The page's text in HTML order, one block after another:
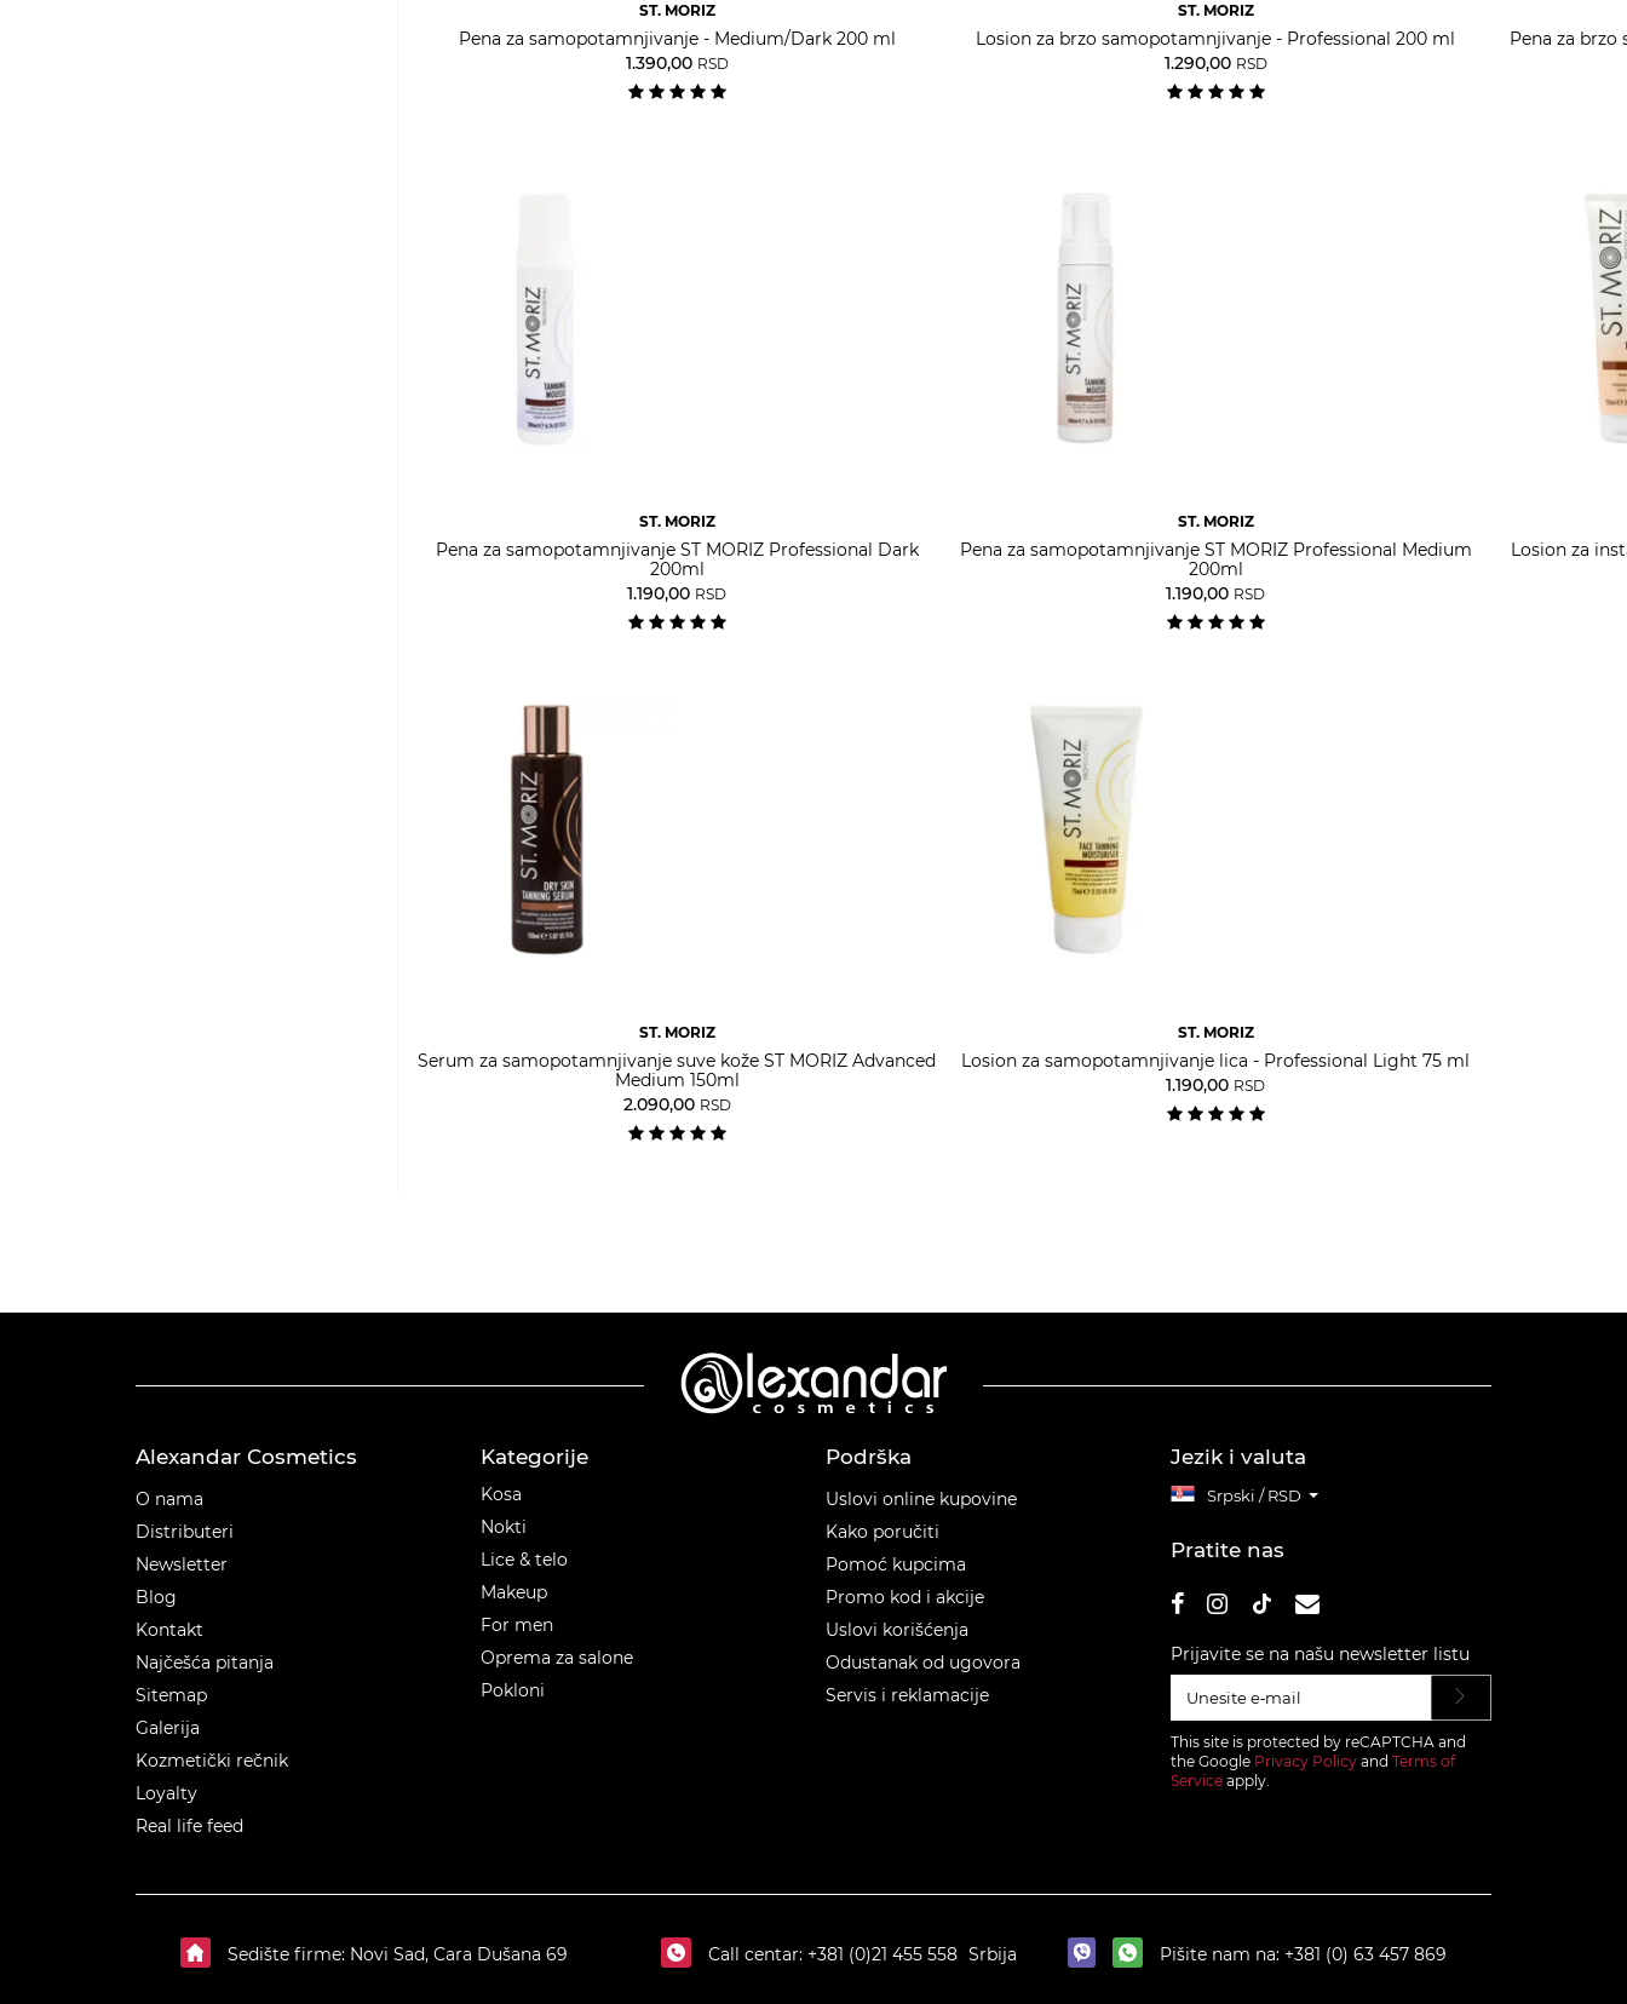
ST. MORIZ
Pena za samopotamnjivanje - Medium/Dark 200 ml
1.390,00 RSD
ST. MORIZ
Losion za brzo samopotamnjivanje - Professional 200 ml
1.290,00 RSD
Pena za brzo
ST. MORIZ
Pena za samopotamnjivanje ST MORIZ Professional Dark
200ml
1.190,00 RSD
ST. MORIZ
Pena za samopotamnjivanje ST MORIZ Professional Medium
200ml
1.190,00 RSD
Losion za
ST. MORIZ
Serum za samopotamnjivanje suve kože ST MORIZ Advanced
Medium 150ml
2.090,00 RSD
ST. MORIZ
Losion za samopotamnjivanje lica - Professional Light 75 ml
1.190,00 RSD
Alexandar Cosmetics
O nama
Distributeri
Newsletter
Blog
Kontakt
Najčešća pitanja
Sitemap
Galerija
Kozmetički rečnik
Loyalty
Real life feed
Kategorije
Kosa
Nokti
Lice & telo
Makeup
For men
Oprema za salone
Pokloni
Podrška
Uslovi online kupovine
Kako poručiti
Pomoć kupcima
Promo kod i akcije
Uslovi korišćenja
Odustanak od ugovora
Servis i reklamacije
Jezik i valuta
Srpski / RSD
Pratite nas
Prijavite se na našu newsletter listu
This site is protected by reCAPTCHA and
the Google Privacy Policy and Terms of
Service apply.
Sedište firme: Novi Sad, Cara Dušana 69 Call centar: +381 (0)21 455 558 Srbija Pišite nam na: +381 (0) 63 457 869